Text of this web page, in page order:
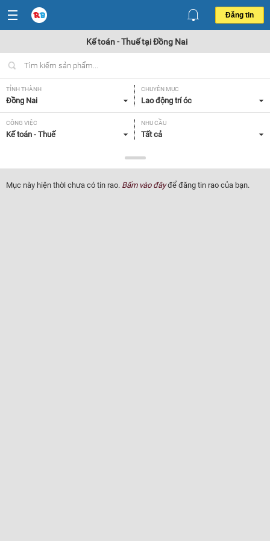
Đăng tin
Kế toán - Thuế tại Đồng Nai
TỈNH THÀNH
Đồng Nai
CHUYÊN MỤC
Lao động trí óc
CÔNG VIỆC
Kế toán - Thuế
NHU CẦU
Tất cả
Tất cả
Mục này hiện thời chưa có tin rao. Bấm vào đâyđể đăng tin rao của bạn.